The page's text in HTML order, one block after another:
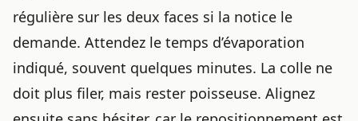
régulière sur les deux faces si la notice le
demande. Attendez le temps d’évaporation
indiqué, souvent quelques minutes. La colle ne
doit plus filer, mais rester poisseuse. Alignez